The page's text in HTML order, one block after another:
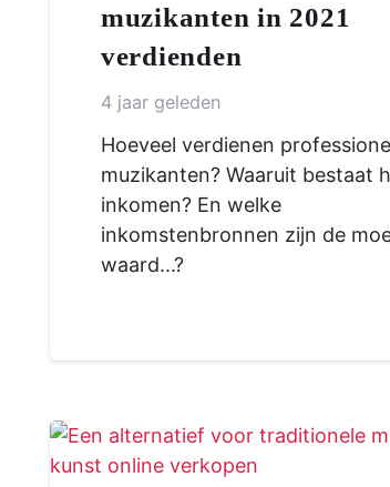
muzikanten in 2021
verdienden
4 jaar geleden
Hoeveel verdienen
muzikanten? Waaruit bestaat
inkomen? En welke
inkomstenbronnen zijn de
waard...?